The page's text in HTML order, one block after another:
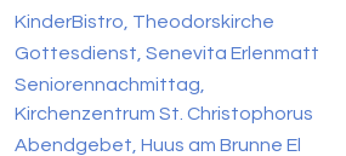
KinderBistro, Theodorskirche
Gottesdienst, Senevita Erlenmatt
Seniorennachmittag,
Kirchenzentrum St. Christophorus
Abendgebet, Huus am Brunne El